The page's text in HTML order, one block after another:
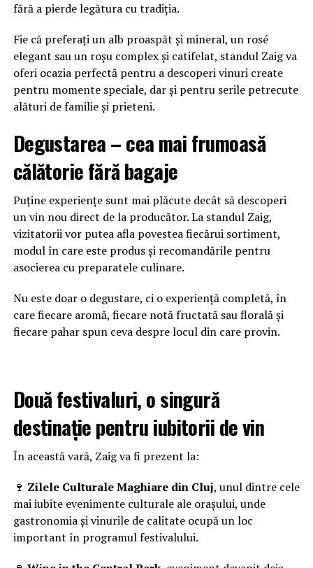
fără a pierde legătura cu tradiția.
Fie că preferați un alb proaspăt și mineral, un rosé
elegant sau un roșu complex și catifelat, standul Zaig va
oferi ocazia perfectă pentru a descoperi vinuri create
pentru momente speciale, dar și pentru serile petrecute
alături de familie și prieteni.
Degustarea – cea mai frumoasă
călătorie fără bagaje
Puține experiențe sunt mai plăcute decât să descoperi
un vin nou direct de la producător. La standul Zaig,
vizitatorii vor putea afla povestea fiecărui sortiment,
modul în care este produs și recomandările pentru
asocierea cu preparatele culinare.
Nu este doar o degustare, ci o experiență completă, în
care fiecare aromă, fiecare notă fructată sau florală și
fiecare pahar spun ceva despre locul din care provin.
Două festivaluri, o singură
destinație pentru iubitorii de vin
În această vară, Zaig va fi prezent la:
🍷 Zilele Culturale Maghiare din Cluj, unul dintre cele
mai iubite evenimente culturale ale orașului, unde
gastronomia și vinurile de calitate ocupă un loc
important în programul festivalului.